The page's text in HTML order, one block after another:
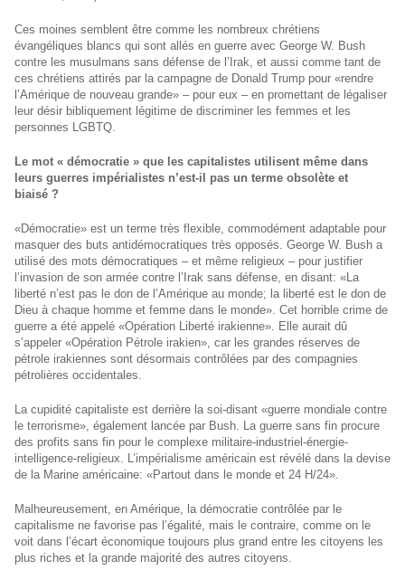
Ces moines semblent être comme les nombreux chrétiens
évangéliques blancs qui sont allés en guerre avec George W. Bush
contre les musulmans sans défense de l’Irak, et aussi comme tant de
ces chrétiens attirés par la campagne de Donald Trump pour «rendre
l’Amérique de nouveau grande» – pour eux – en promettant de légaliser
leur désir bibliquement légitime de discriminer les femmes et les
personnes LGBTQ.
Le mot « démocratie » que les capitalistes utilisent même dans
leurs guerres impérialistes n’est-il pas un terme obsolète et
biaisé ?
«Démocratie» est un terme très flexible, commodément adaptable pour
masquer des buts antidémocratiques très opposés. George W. Bush a
utilisé des mots démocratiques – et même religieux – pour justifier
l’invasion de son armée contre l’Irak sans défense, en disant: «La
liberté n’est pas le don de l’Amérique au monde; la liberté est le don de
Dieu à chaque homme et femme dans le monde». Cet horrible crime de
guerre a été appelé «Opération Liberté irakienne». Elle aurait dû
s’appeler «Opération Pétrole irakien», car les grandes réserves de
pétrole irakiennes sont désormais contrôlées par des compagnies
pétrolières occidentales.
La cupidité capitaliste est derrière la soi-disant «guerre mondiale contre
le terrorisme», également lancée par Bush. La guerre sans fin procure
des profits sans fin pour le complexe militaire-industriel-énergie-
intelligence-religieux. L’impérialisme américain est révélé dans la devise
de la Marine américaine: «Partout dans le monde et 24 H/24».
Malheureusement, en Amérique, la démocratie contrôlée par le
capitalisme ne favorise pas l’égalité, mais le contraire, comme on le
voit dans l’écart économique toujours plus grand entre les citoyens les
plus riches et la grande majorité des autres citoyens.